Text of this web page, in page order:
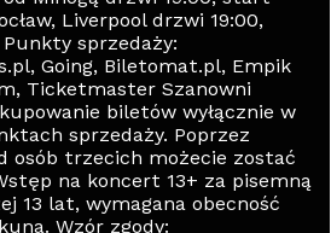
Liverpool drzwi 19:00,
sprzedaży:
Going, Biletomat.pl, Empik
Ticketmaster Szanowni
biletów wyłącznie w
sprzedaży. Poprzez
osób trzecich możecie zostać
na koncert 13+ za pisemną
13 lat, wymagana obecność
Wzór zgody: